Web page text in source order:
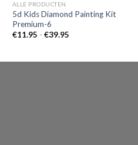
ALLE PRODUCTEN
5d Kids Diamond Painting Kit
Premium-6
€11.95 - €39.95Prijsklasse: